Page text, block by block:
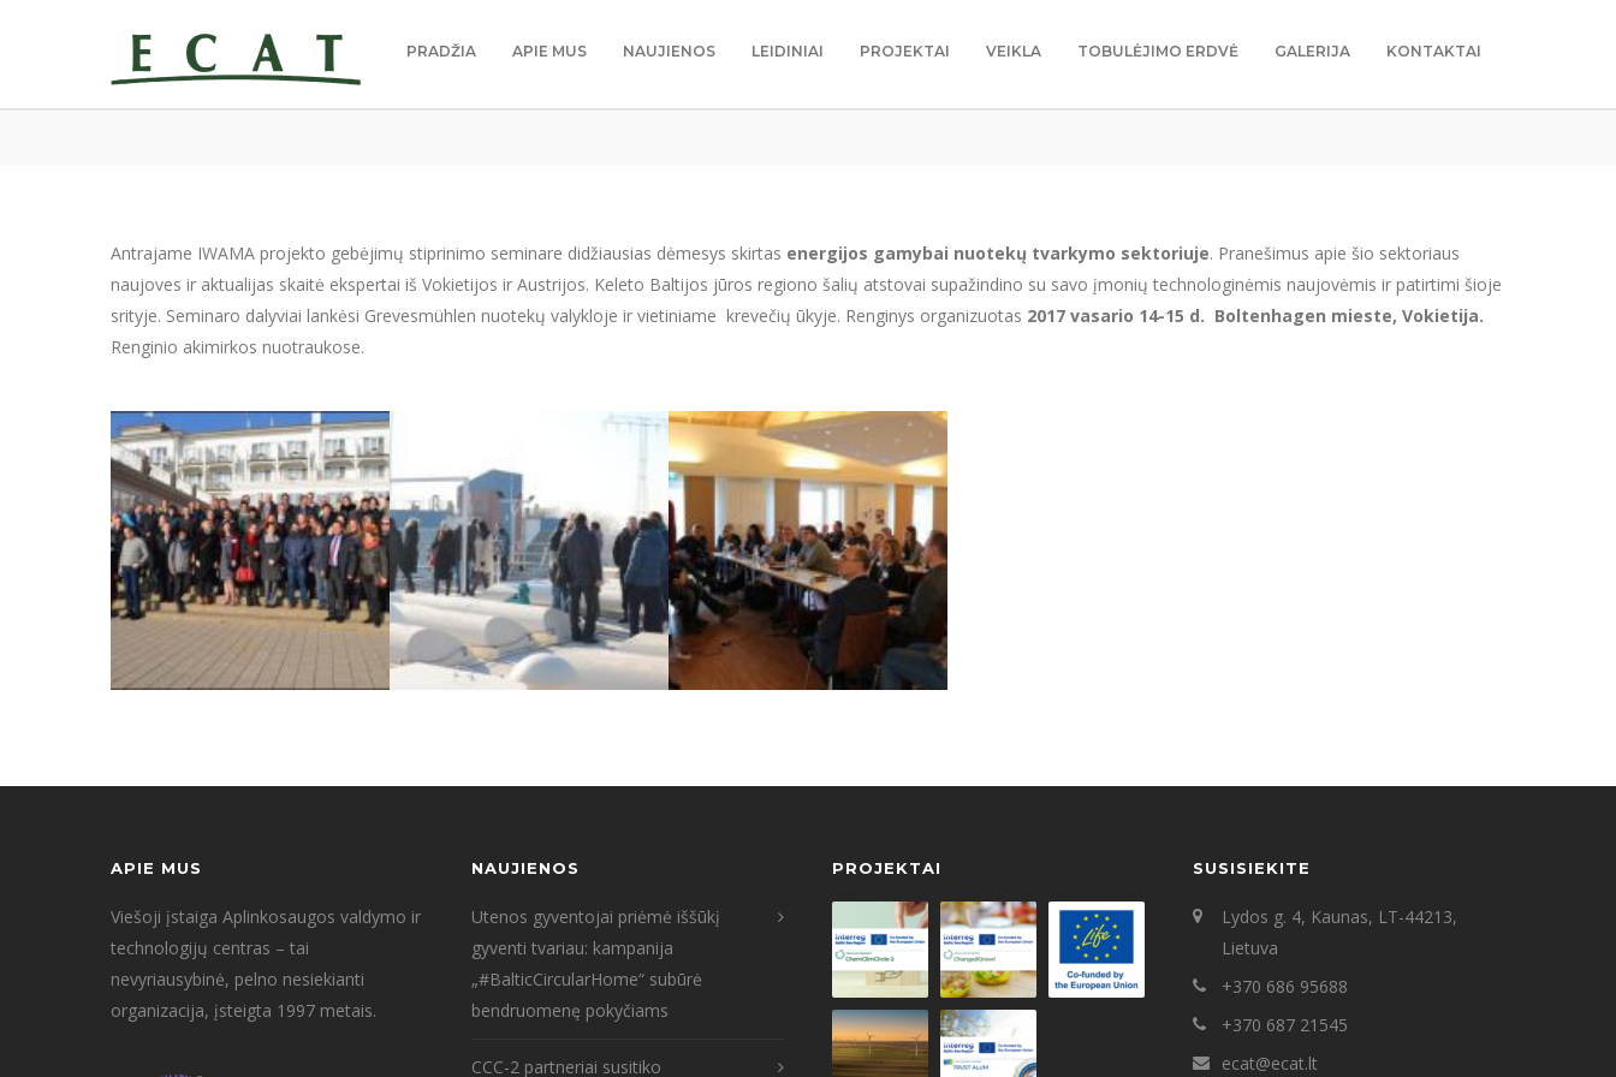
PRADŽIA APIE MUS NAUJIENOS LEIDINIAI PROJEKTAI VEIKLA TOBULĖJIMO ERDVĖ GALERIJA KONTAKTAI
Antrajame IWAMA projekto gebėjimų stiprinimo seminare didžiausias dėmesys skirtas energijos gamybai nuotekų tvarkymo sektoriuje. Pranešimus apie šio sektoriaus
naujoves ir aktualijas skaitė ekspertai iš Vokietijos ir Austrijos. Keleto Baltijos jūros regiono šalių atstovai supažindino su savo įmonių technologinėmis naujovėmis ir patirtimi šioje
srityje. Seminaro dalyviai lankėsi Grevesmühlen nuotekų valykloje ir vietiniame krevečių ūkyje. Renginys organizuotas 2017 vasario 14-15 d. Boltenhagen mieste, Vokietija.
Renginio akimirkos nuotraukose.
APIE MUS
Viešoji įstaiga Aplinkosaugos valdymo ir
technologijų centras – tai
nevyriausybinė, pelno nesiekianti
organizacija, įsteigta 1997 metais.
NAUJIENOS
Utenos gyventojai priėmė iššūkį
gyventi tvariau: kampanija
„#BalticCircularHome“ subūrė
bendruomenę pokyčiams
CCC-2 partneriai susitiko
PROJEKTAI SUSISIEKITE
Lydos g. 4, Kaunas, LT-44213,
Lietuva
+370 686 95688
+370 687 21545
ecat@ecat.lt